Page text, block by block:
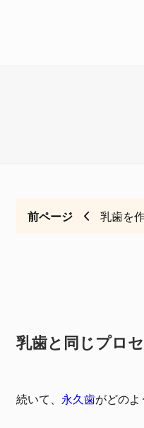
前ページ 乳歯を
乳歯と同じプロ
続いて、 永久歯がどのよ